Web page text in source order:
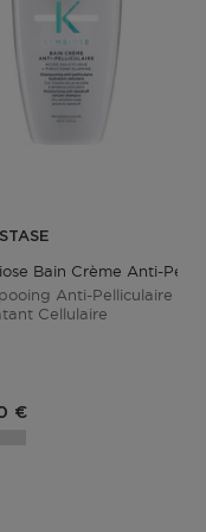
Bain Crème Anti-
Anti-Pelliculaire
Cellulaire
produit
€